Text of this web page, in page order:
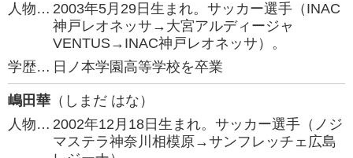
人物… 2003年5月29日生まれ。サッカー選手（INAC
神戸レオネッサ→大宮アルディージャ
VENTUS→INAC神戸レオネッサ）。
学歴… 日ノ本学園高等学校を卒業
嶋田華 （しまだ はな）
人物… 2002年12月18日生まれ。サッカー選手（ノジ
マステラ神奈川相模原→サンフレッチェ広島